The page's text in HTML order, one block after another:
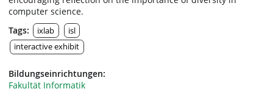
computer science.
Tags:
ixlab
isl
interactive exhibit
Bildungseinrichtungen:
Fakultät Informatik